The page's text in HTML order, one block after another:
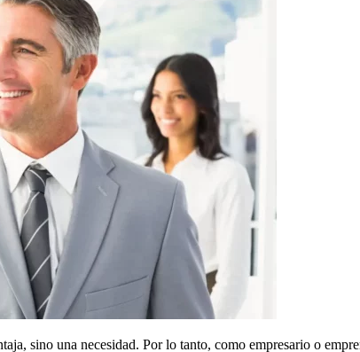
sino una necesidad. Por lo tanto, como empresario o